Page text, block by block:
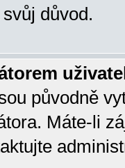
důvod.
původně
Máte-li